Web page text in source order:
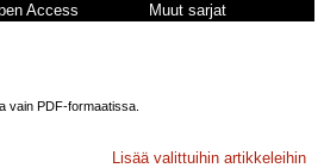
Access Muut sarjat
vain PDF-formaatissa.
Lisää valittuihin artikkeleihin